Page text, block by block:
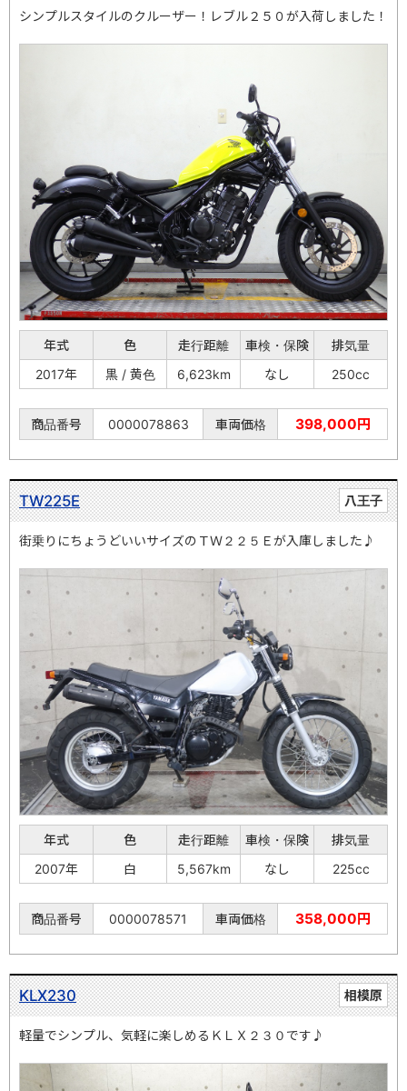
シンプルスタイルのクルーザー！レブル２５０が入荷しました！
年式 色 走行距離 車検・保険
排気量
2017年
黒 / 黄色 6,623km なし 250cc
商品番号 0000078863 車両価格 398,000円
八王子
TW225E
街乗りにちょうどいいサイズのＴＷ２２５Ｅが入庫しました♪
年式 色 走行距離 車検・保険
排気量
2007年
白 5,567km なし 225cc
商品番号 0000078571 車両価格 358,000円
相模原
KLX230
軽量でシンプル、気軽に楽しめるＫＬＸ２３０です♪